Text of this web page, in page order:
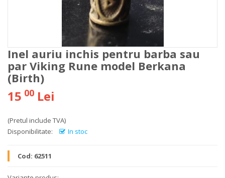
Inel auriu inchis pentru barba sau
par Viking Rune model Berkana
(Birth)
15 00 Lei
(Pretul include TVA)
Disponibilitate:
In stoc
Cod: 62511